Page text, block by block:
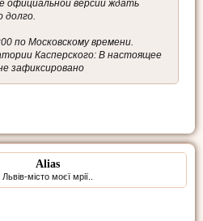
официальной версии ждать
долго.
по Московскому времени.
Касперского: В настоящее
зафиксировано
Alias
Львів-місто моєї мрії..